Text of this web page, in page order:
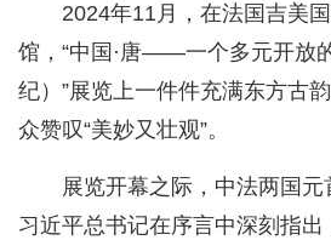
2024年11月，在法国吉美
馆，“中国·唐——一个多元开放
纪）”展览上一件件充满东方古
众赞叹“美妙又壮观”。
展览开幕之际，中法两国元
习近平总书记在序言中深刻指出